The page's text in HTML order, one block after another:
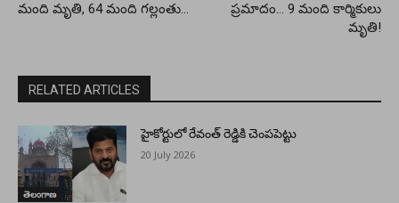
మంది మృతి, 64 మంది గల్లంతు…
ప్రమాదం… 9 మంది కార్మికులు
మృతి!
RELATED ARTICLES
తెలంగాణ
హైకోర్టులో రేవంత్ రెడ్డికి చెంపపెట్టు
20 July 2026